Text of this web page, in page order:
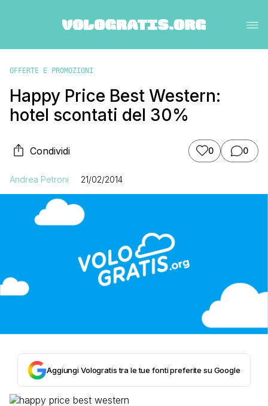
OFFERTE E PROMOZIONI
Happy Price Best Western:
hotel scontati del 30%
Condividi 0 0
Andrea Petroni 21/02/2014
Aggiungi Vologratis tra le tue fonti preferite su Google